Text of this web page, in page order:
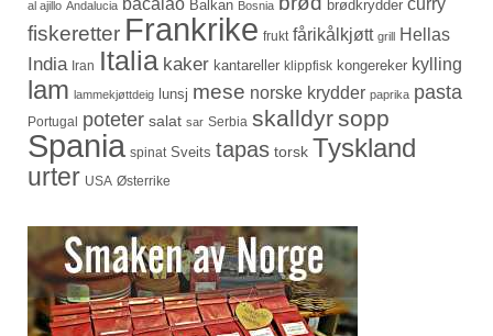
al ajillo Andalucia Balkan Bosnia brødkrydder
fiskeretter Frankrike frukt fårikålkjøtt grill Hellas
India Iran Italia kaker kantareller klippfisk kongereker kylling
lam lammekjøttdeig lunsj mese norske krydder paprika pasta
Portugal poteter salat sar Serbia skalldyrsopp
Spania spinat Sveits tapas torsk Tyskland
urter USA Østerrike